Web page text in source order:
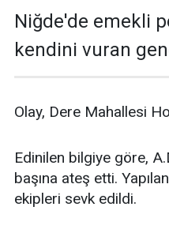
Niğde'de emekli
kendini vuran
Olay, Dere Mahallesi
Edinilen bilgiye göre,
başına ateş etti.
ekipleri sevk edildi.